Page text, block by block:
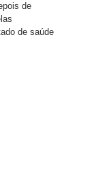
de
de saúde